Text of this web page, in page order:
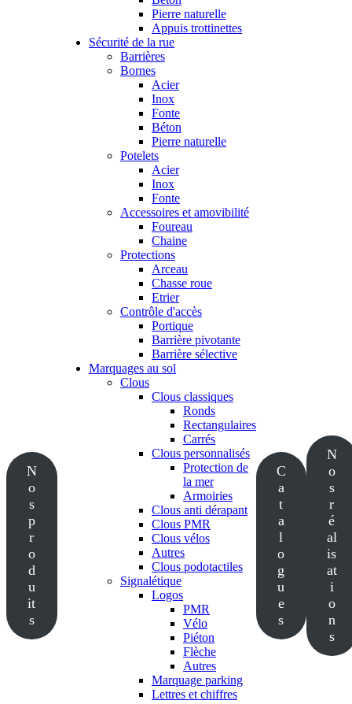
N
o
s
p
r
o
d
u
it
s
Pierre naturelle
Appuis trottinettes
Sécurité de la rue
Barrières
Bornes
Acier
Inox
Fonte
Béton
Pierre naturelle
Potelets
Acier
Inox
Fonte
Accessoires et amovibilité
Foureau
Chaine
Protections
Arceau
Chasse roue
Etrier
Contrôle d'accès
Portique
Barrière pivotante
Barrière sélective
Marquages au sol
Clous
Clous classiques
Ronds
Rectangulaires
Carrés
Clous personnalisés
Protection de
la mer
Armoiries
Clous anti dérapant
Clous PMR
Clous vélos
Autres
Clous podotactiles
Signalétique
Logos
PMR
Vélo
Piéton
Flèche
Autres
Marquage parking
Lettres et chiffres
C
a
t
a
l
o
g
u
e
s
N
o
s
r
é
al
is
at
i
o
n
s